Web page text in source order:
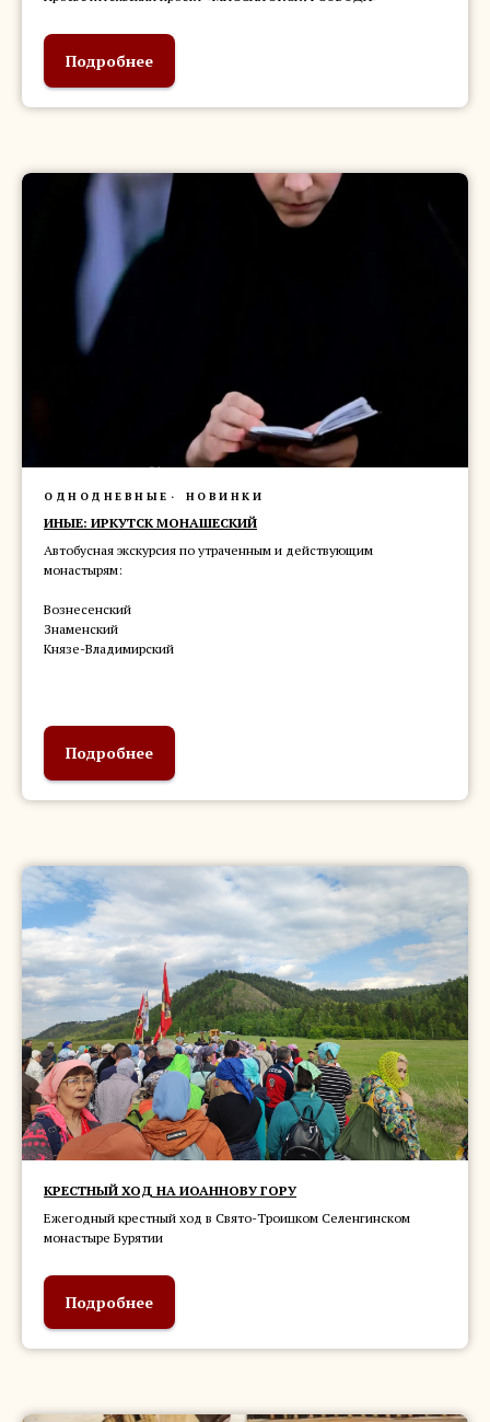
Подробнее
ОДНОДНЕВНЫЕ НОВИНКИ
ИНЫЕ: ИРКУТСК МОНАШЕСКИЙ
Автобусная экскурсия по утраченным и действующим
монастырям:
Вознесенский
Знаменский
Князе-Владимирский
Подробнее
КРЕСТНЫЙ ХОД НА ИОАННОВУ ГОРУ
Ежегодный крестный ход в Свято-Троицком Селенгинском
монастыре Бурятии
Подробнее